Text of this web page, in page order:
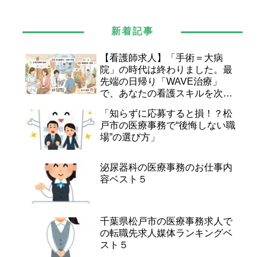
新着記事
【看護師求人】「手術＝大病
院」の時代は終わりました。最
先端の日帰り「WAVE治療」
で、あなたの看護スキルを次の
「知らずに応募すると損！？松
戸市の医療事務で“後悔しない職
場”の選び方」
泌尿器科の医療事務のお仕事内
容ベスト５
千葉県松戸市の医療事務求人で
の転職先求人媒体ランキングベ
スト５